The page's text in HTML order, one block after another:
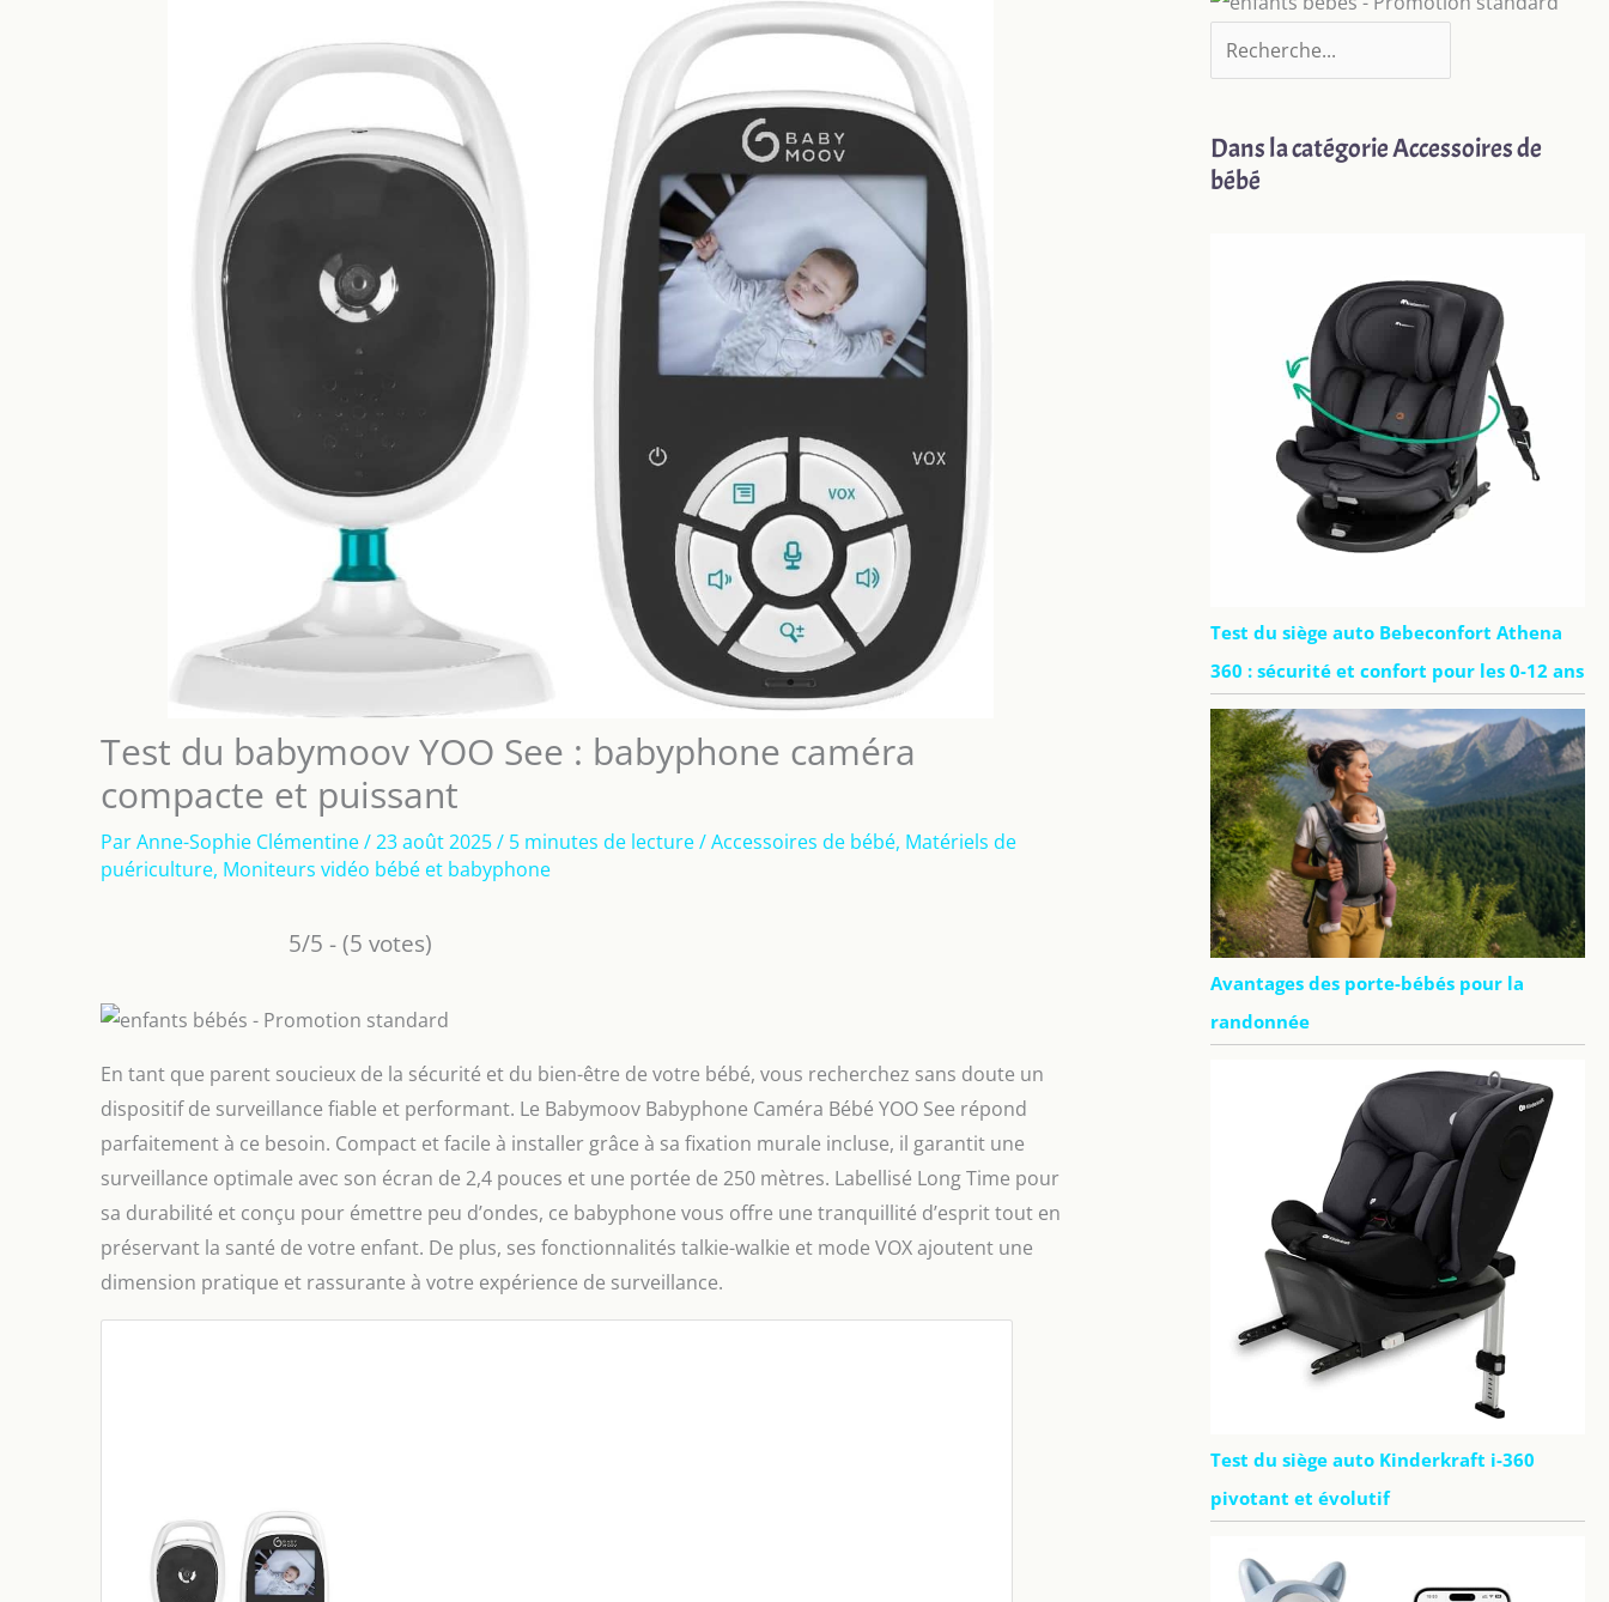
Test du babymoov YOO See : babyphone caméra
compacte et puissant
ParAnne-Sophie Clémentine/23 août 2025/ 5 minutes de lecture/Accessoires de bébé, Matériels de
puériculture, Moniteurs vidéo bébé et babyphone
5/5 - (5 votes)
En tant que parent soucieux de la sécurité et du bien-être de votre bébé, vous recherchez sans doute un
dispositif de surveillance fiable et performant. Le Babymoov Babyphone Caméra Bébé YOO See répond
parfaitement à ce besoin. Compact et facile à installer grâce à sa fixation murale incluse, il garantit une
surveillance optimale avec son écran de 2,4 pouces et une portée de 250 mètres. Labellisé Long Time pour
sa durabilité et conçu pour émettre peu d’ondes, ce babyphone vous offre une tranquillité d’esprit tout en
préservant la santé de votre enfant. De plus, ses fonctionnalités talkie-walkie et mode VOX ajoutent une
dimension pratique et rassurante à votre expérience de surveillance.
Dans la catégorie Accessoires de
bébé
Test du siège auto Bebeconfort Athena
360 : sécurité et confort pour les 0-12 ans
Avantages des porte-bébés pour la
randonnée
Test du siège auto Kinderkraft i-360
pivotant et évolutif